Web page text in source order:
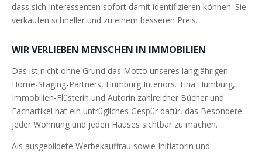
dass sich Interessenten sofort damit identifizieren können. Sie
verkaufen schneller und zu einem besseren Preis.
WIR VERLIEBEN MENSCHEN IN IMMOBILIEN
Das ist nicht ohne Grund das Motto unseres langjährigen
Home-Staging-Partners, Humburg Interiors. Tina Humburg,
Immobilien-Flüsterin und Autorin zahlreicher Bücher und
Fachartikel hat ein untrügliches Gespür dafür, das Besondere
jeder Wohnung und jeden Hauses sichtbar zu machen.
Als ausgebildete Werbekauffrau sowie Initiatorin und